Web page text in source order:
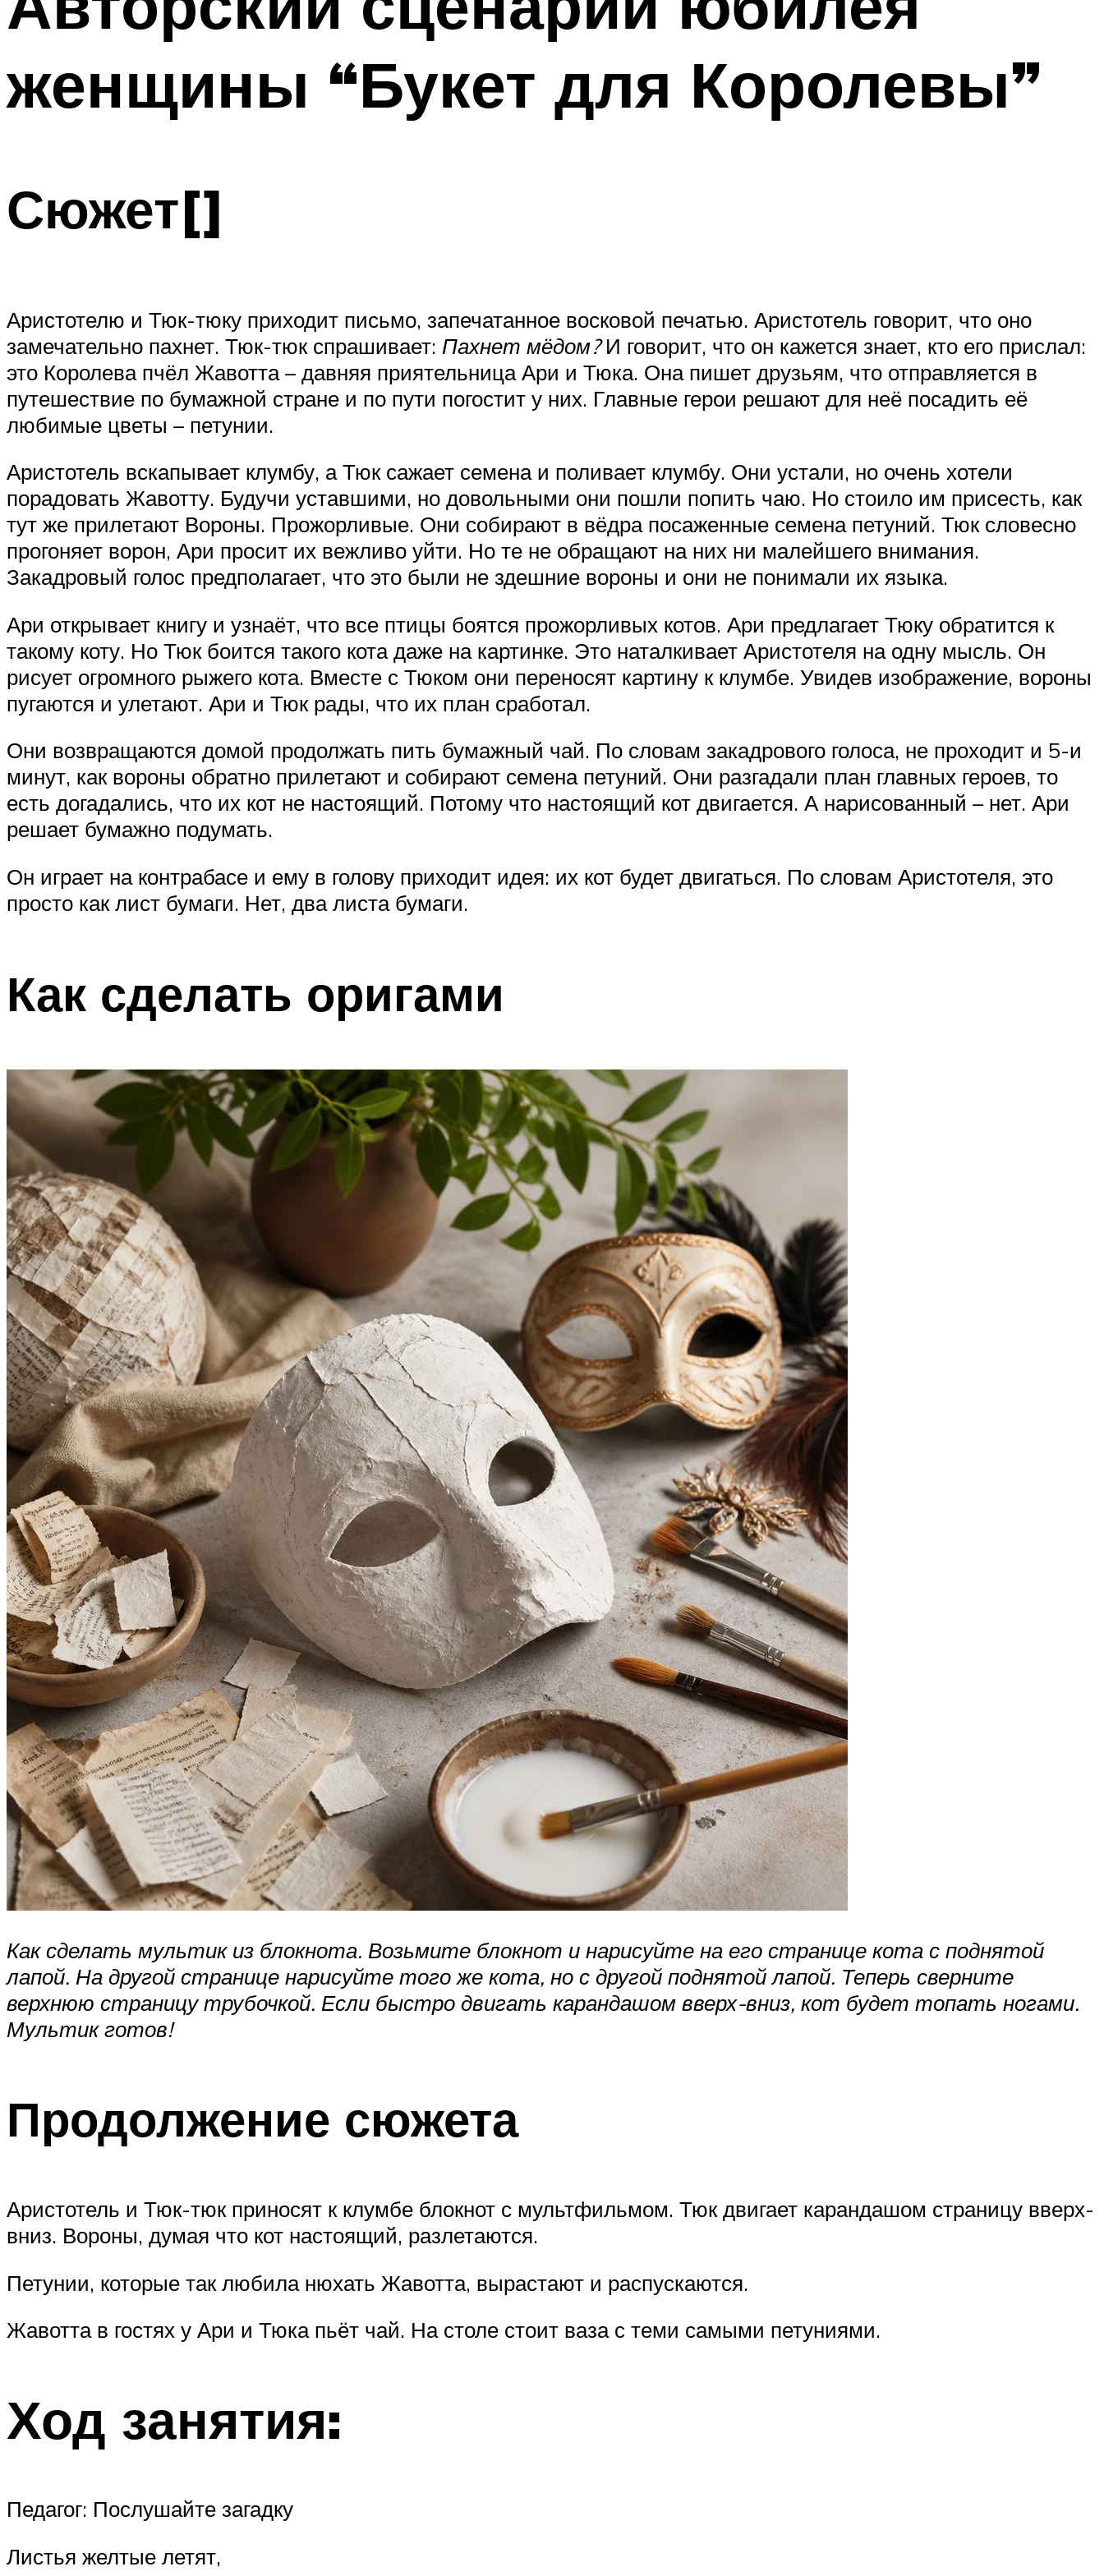
женщины “Букет для Королевы”
Сюжет[]
Аристотелю и Тюк-тюку приходит письмо, запечатанное восковой печатью. Аристотель говорит, что оно
замечательно пахнет. Тюк-тюк спрашивает: Пахнет мёдом?И говорит, что он кажется знает, кто его прислал:
это Королева пчёл Жавотта – давняя приятельница Ари и Тюка. Она пишет друзьям, что отправляется в
путешествие по бумажной стране и по пути погостит у них. Главные герои решают для неё посадить её
любимые цветы – петунии.
Аристотель вскапывает клумбу, а Тюк сажает семена и поливает клумбу. Они устали, но очень хотели
порадовать Жавотту. Будучи уставшими, но довольными они пошли попить чаю. Но стоило им присесть, как
тут же прилетают Вороны. Прожорливые. Они собирают в вёдра посаженные семена петуний. Тюк словесно
прогоняет ворон, Ари просит их вежливо уйти. Но те не обращают на них ни малейшего внимания.
Закадровый голос предполагает, что это были не здешние вороны и они не понимали их языка.
Ари открывает книгу и узнаёт, что все птицы боятся прожорливых котов. Ари предлагает Тюку обратится к
такому коту. Но Тюк боится такого кота даже на картинке. Это наталкивает Аристотеля на одну мысль. Он
рисует огромного рыжего кота. Вместе с Тюком они переносят картину к клумбе. Увидев изображение, вороны
пугаются и улетают. Ари и Тюк рады, что их план сработал.
Они возвращаются домой продолжать пить бумажный чай. По словам закадрового голоса, не проходит и 5-и
минут, как вороны обратно прилетают и собирают семена петуний. Они разгадали план главных героев, то
есть догадались, что их кот не настоящий. Потому что настоящий кот двигается. А нарисованный – нет. Ари
решает бумажно подумать.
Он играет на контрабасе и ему в голову приходит идея: их кот будет двигаться. По словам Аристотеля, это
просто как лист бумаги. Нет, два листа бумаги.
Как сделать оригами
Как сделать мультик из блокнота. Возьмите блокнот и нарисуйте на его странице кота с поднятой
лапой. На другой странице нарисуйте того же кота, но с другой поднятой лапой. Теперь сверните
верхнюю страницу трубочкой. Если быстро двигать карандашом вверх-вниз, кот будет топать ногами.
Мультик готов!
Продолжение сюжета
Аристотель и Тюк-тюк приносят к клумбе блокнот с мультфильмом. Тюк двигает карандашом страницу вверх-
вниз. Вороны, думая что кот настоящий, разлетаются.
Петунии, которые так любила нюхать Жавотта, вырастают и распускаются.
Жавотта в гостях у Ари и Тюка пьёт чай. На столе стоит ваза с теми самыми петуниями.
Ход занятия:
Педагог: Послушайте загадку
Листья желтые летят,